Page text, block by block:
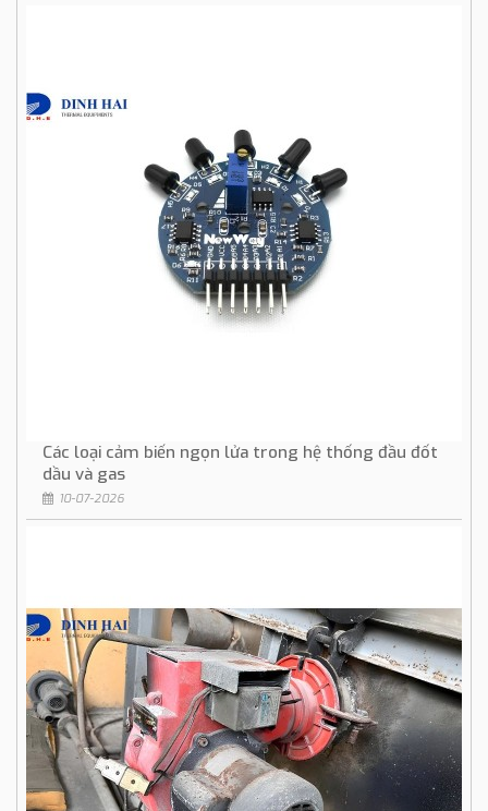
Các loại cảm biến ngọn lửa trong hệ thống đầu đốt
dầu và gas
10-07-2026